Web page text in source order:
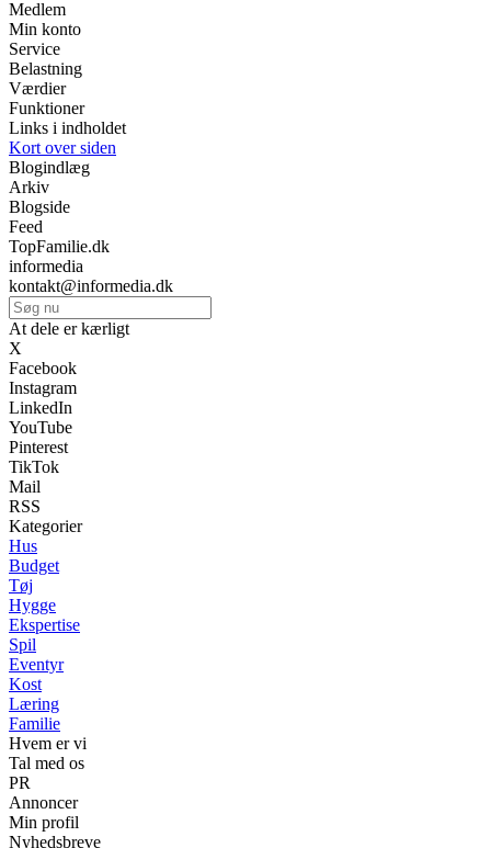
Medlem
Min konto
Service
Belastning
Værdier
Funktioner
Links i indholdet
Kort over siden
Blogindlæg
Arkiv
Blogside
Feed
TopFamilie.dk
informedia
kontakt@informedia.dk
At dele er kærligt
X
Facebook
Instagram
LinkedIn
YouTube
Pinterest
TikTok
Mail
RSS
Kategorier
Hus
Budget
Tøj
Hygge
Ekspertise
Spil
Eventyr
Kost
Læring
Familie
Hvem er vi
Tal med os
PR
Annoncer
Min profil
Nyhedsbreve